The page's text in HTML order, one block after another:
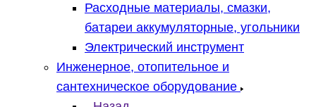
Расходные материалы, смазки,
батареи аккумуляторные, угольники
Электрический инструмент
Инженерное, отопительное и
сантехническое оборудование